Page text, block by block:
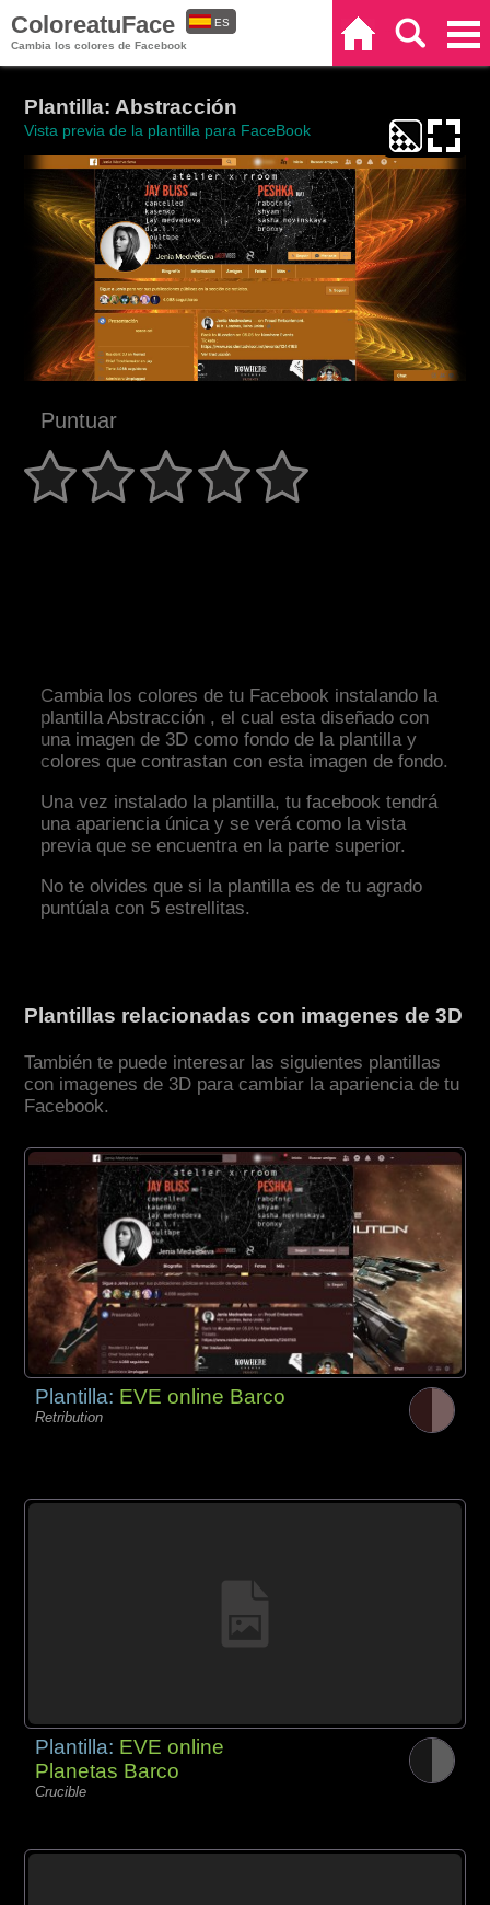
ColoreatuFace
Cambia los colores de Facebook
ES
Plantilla: Abstracción
Vista previa de la plantilla para FaceBook
Puntuar
Cambia los colores de tu Facebook instalando la
plantilla Abstracción , el cual esta diseñado con
una imagen de 3D como fondo de la plantilla y
colores que contrastan con esta imagen de fondo.
Una vez instalado la plantilla, tu facebook tendrá
una apariencia única y se verá como la vista
previa que se encuentra en la parte superior.
No te olvides que si la plantilla es de tu agrado
puntúala con 5 estrellitas.
Plantillas relacionadas con imagenes de 3D
También te puede interesar las siguientes plantillas
con imagenes de 3D para cambiar la apariencia de tu
Facebook.
Plantilla: EVE online Barco
Retribution
Plantilla: EVE online
Planetas Barco
Crucible